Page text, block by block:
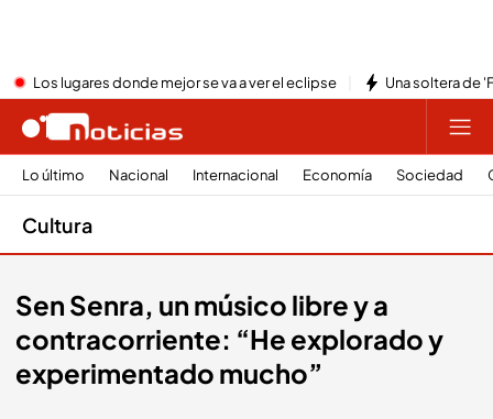
Los lugares donde mejor se va a ver el eclipse Una soltera de
Lo último Nacional Internacional Economía Sociedad
Cultura
Sen Senra, un músico libre y a
contracorriente: “He explorado y
experimentado mucho”